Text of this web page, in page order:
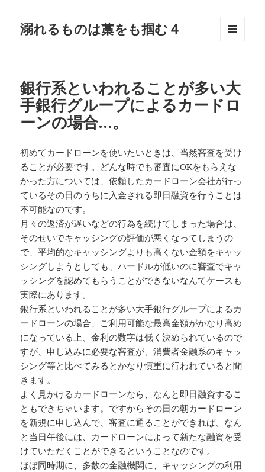
溺れるものは藁をも掴む４
ット
銀行系といわれることが多い大
手銀行グループによるカードロ
ーンの場合…。
初めてカードローンを使いたいときは、当然審査を受け
ることが必要です。どんな時でも審査にOKをもらえな
かった方については、依頼したカードローン会社が行っ
ているその日のうちに入金される即日融資を行うことは
不可能なのです。
月々の返済が遅いなどの行為を続けてしまった場合は、
そのせいでキャッシングの評価が悪くなってしまうの
で、平均的なキャッシングよりも高くない金額をキャッ
シングしようとしても、ハードルが低いのに審査でキャ
ッシングを認めてもらうことができないなんてケースも
実際にあります。
銀行系といわれることが多い大手銀行グループによるカ
ードローンの場合、ご利用可能な最高金額がかなり高め
になっている上、金利の数字は低く決められているので
すが、申し込みに必要な審査が、消費者金融系のキャッ
シング等と比べてみるとかなり慎重に行われていると聞
きます。
よく見かけるカードローンなら、なんと即日融資するこ
ともできちゃいます。ですからその日の朝カードローン
を新規に申し込んで、審査に通ることができれば、なん
と当日午後には、カードローンによって新たな融資を受
けていただくことができるということなのです。
ほぼ同時期に、多数の金融機関に、キャッシングの利用